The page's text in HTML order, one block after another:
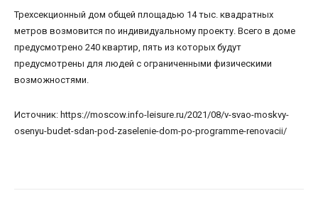
Трехсекционный дом общей площадью 14 тыс. квадратных
метров возмовится по индивидуальному проекту. Всего в доме
предусмотрено 240 квартир, пять из которых будут
предусмотрены для людей с ограниченными физическими
возможностями.
Источник: https://moscow.info-leisure.ru/2021/08/v-svao-moskvy-
osenyu-budet-sdan-pod-zaselenie-dom-po-programme-renovacii/